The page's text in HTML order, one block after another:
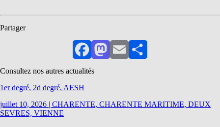
Partager
FacebookMastodon
EmailPartager
Consultez nos autres actualités
1er degré, 2d degré, AESH
juillet 10, 2026 | CHARENTE, CHARENTE MARITIME, DEUX
SEVRES, VIENNE